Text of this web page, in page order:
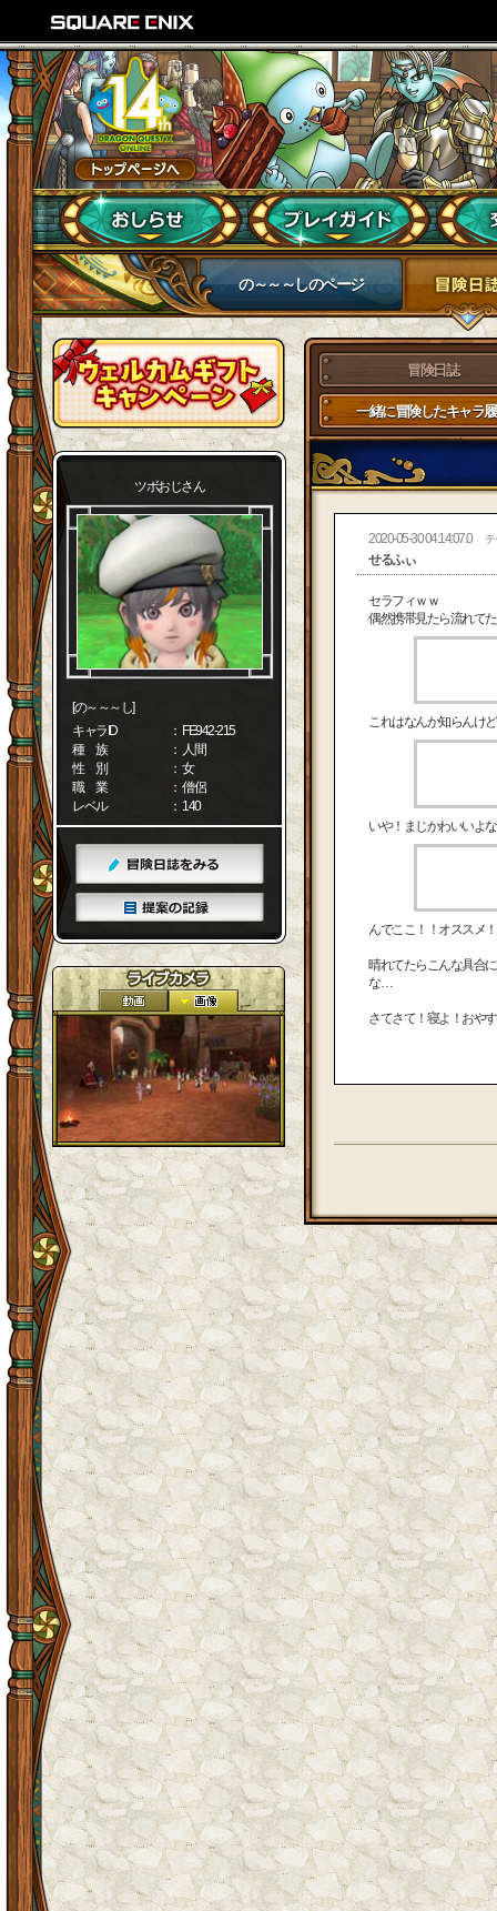
の～～～しのページ
ツボおじさん
[の～～～し]
キャラID
： FE942-215
種 族
： 人間
性 別
： 女
職 業
： 僧侶
レベル
： 140
冒険日誌
一緒に冒険したキャラ
2020-05-30 04:14:07.0 テ
せるふぃ
セラフィｗｗ
偶然携帯見たら流れて
これはなんか知らんけ
いや！まじかわいいよ
んでここ！！オススメ！
晴れてたらこんな具合
な…
さてさて！寝よ！おや